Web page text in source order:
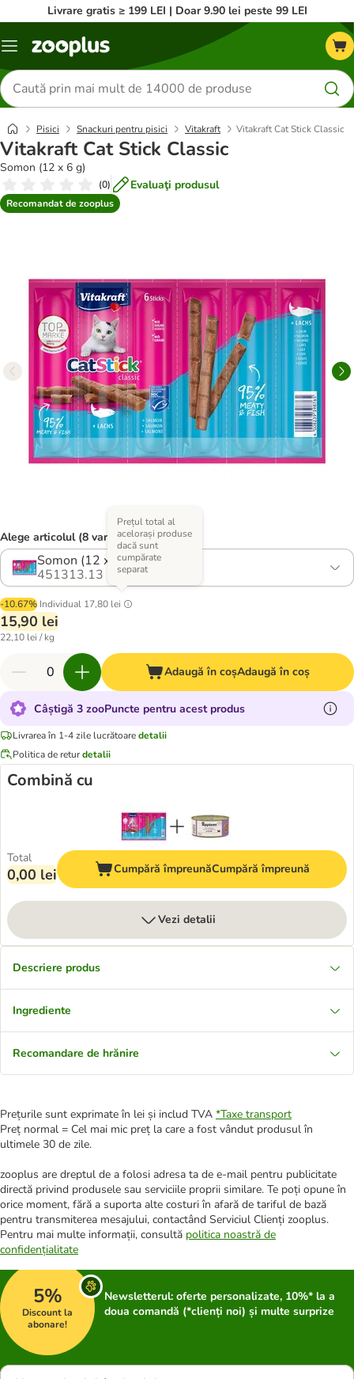
Livrare gratis ≥ 199 LEI | Doar 9.90 lei peste 99 LEI
Categorii
Căutare
produse
Pisici Snackuri pentru pisici Vitakraft Vitakraft Cat Stick Classic
Vitakraft Cat Stick Classic
Somon (12 x 6 g)
(0) Evaluaţi produsul
Recomandat de zooplus
Alege articolul (8 variante)
Somon (12 x 6 g)
451313.13
-10.67% Individual 17,80 lei
Prețul total al
acelorași produse
dacă sunt
cumpărate
separat
15,90 lei
22,10 lei / kg
Adaugă în coșAdaugă în coș
Câștigă 3 zooPuncte pentru acest produs
Livrarea în 1-4 zile lucrătoaredetalii
Politica de returdetalii
Combină cu
Total
0,00 lei Cumpără împreunăCumpără împreună
Vezi detalii
Descriere produs
Ingrediente
Recomandare de hrănire
Prețurile sunt exprimate în lei și includ TVA *Taxe transport
Preț normal = Cel mai mic preț la care a fost vândut produsul în
ultimele 30 de zile.
zooplus are dreptul de a folosi adresa ta de e-mail pentru publicitate
directă privind produsele sau serviciile proprii similare. Te poți opune în
orice moment, fără a suporta alte costuri în afară de tariful de bază
pentru transmiterea mesajului, contactând Serviciul Clienți zooplus.
Pentru mai multe informații, consultă politica noastră de
confidențialitate
5%
Discount la
abonare!
Newsletterul: oferte personalizate, 10%* la a
doua comandă (*clienți noi) și multe surprize